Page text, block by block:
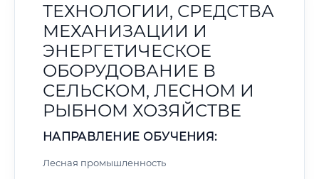
ТЕХНОЛОГИИ, СРЕДСТВА
МЕХАНИЗАЦИИ И
ЭНЕРГЕТИЧЕСКОЕ
ОБОРУДОВАНИЕ В
СЕЛЬСКОМ, ЛЕСНОМ И
РЫБНОМ ХОЗЯЙСТВЕ
НАПРАВЛЕНИЕ ОБУЧЕНИЯ:
Лесная промышленность